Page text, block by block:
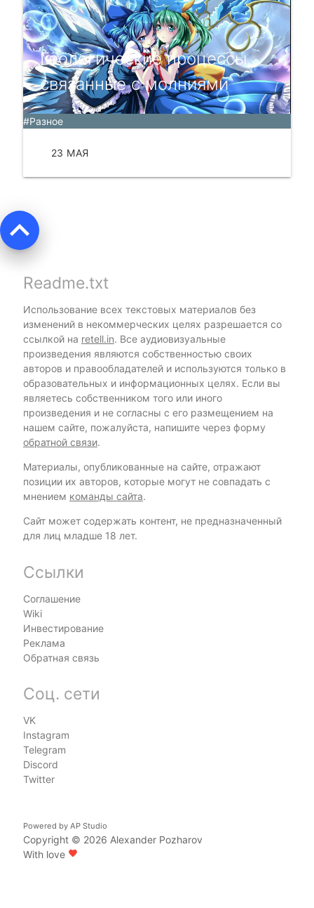
Геологические процессы,
связанные с молниями
#Разное
23 МАЯ
keyboard_arrow_up
Readme.txt
Использование всех текстовых материалов без
изменений в некоммерческих целях разрешается со
ссылкой на retell.in. Все аудиовизуальные
произведения являются собственностью своих
авторов и правообладателей и используются только в
образовательных и информационных целях. Если вы
являетесь собственником того или иного
произведения и не согласны с его размещением на
нашем сайте, пожалуйста, напишите через форму
обратной связи.
Материалы, опубликованные на сайте, отражают
позиции их авторов, которые могут не совпадать с
мнением команды сайта.
Сайт может содержать контент, не предназначенный
для лиц младше 18 лет.
Ссылки
Соглашение
Wiki
Инвестирование
Реклама
Обратная связь
Соц. сети
VK
Instagram
Telegram
Discord
Twitter
Powered by AP Studio
Copyright © 2026 Alexander Pozharov
With love favorite